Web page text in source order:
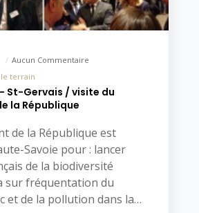
Aucun Commentaire
le terrain
St-Gervais / visite du
la République
de la République est
Savoie pour : lancer
de la biodiversité
sur fréquentation du
et de la pollution dans la…